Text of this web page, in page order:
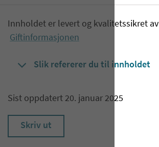
Innholdet er levert og kvalitetssikret av
Giftinformasjonen
Slik refererer du til innholdet
Sist oppdatert 20. januar 2025
Skriv ut